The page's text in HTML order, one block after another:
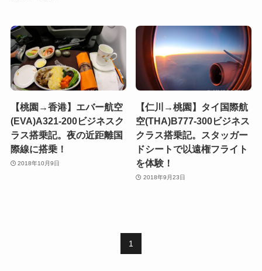
【桃園→香港】エバー航空
(EVA)A321-200ビジネスク
ラス搭乗記。夜の近距離国
際線に搭乗！
2018年10月9日
【仁川→桃園】タイ国際航
空(THA)B777-300ビジネス
クラス搭乗記。スタッガー
ドシートで以遠権フライト
を体験！
2018年9月23日
1